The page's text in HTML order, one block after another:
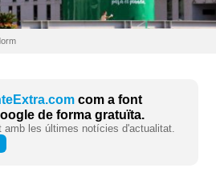
com a font
de forma gratuïta.
amb les últimes notícies d'actualitat.